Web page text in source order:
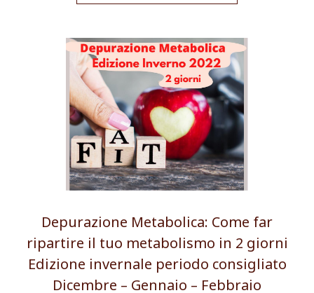
Depurazione Metabolica: Come far
ripartire il tuo metabolismo in 2 giorni
Edizione invernale periodo consigliato
Dicembre – Gennaio – Febbraio